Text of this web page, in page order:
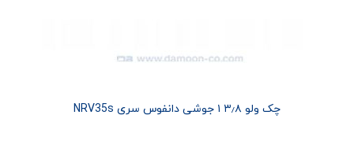
چک ولو ۳٫۸ ۱ جوشی دانفوس سری NRV35s